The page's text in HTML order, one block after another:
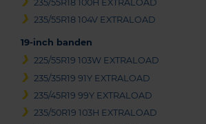
235/55R18 100H EXTRALOAD
235/55R18 104V EXTRALOAD
19-inch banden
225/55R19 103W EXTRALOAD
235/35R19 91Y EXTRALOAD
235/45R19 99Y EXTRALOAD
235/50R19 103H EXTRALOAD